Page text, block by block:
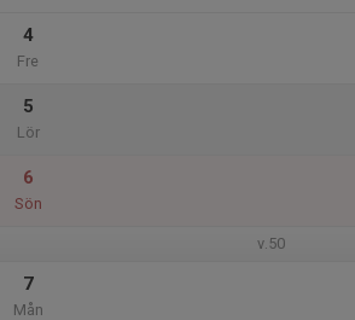
4
Fre
5
Lör
6
Sön
v.50
7
Mån